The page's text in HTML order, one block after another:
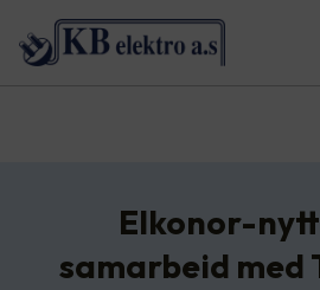
Elkonor-
samarbeid med